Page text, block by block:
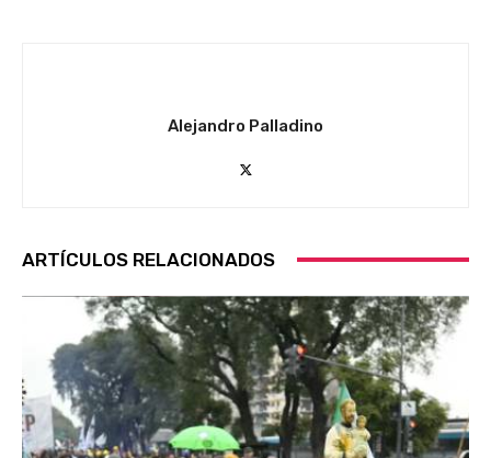
Alejandro Palladino
ARTÍCULOS RELACIONADOS